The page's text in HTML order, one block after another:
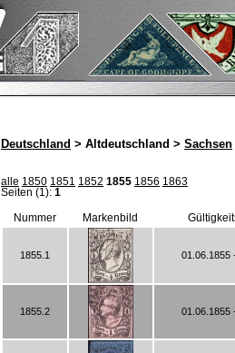
Deutschland > Altdeutschland > Sachsen
alle 1850 1851 1852 1855 1856 1863
Seiten (1): 1
Nummer Markenbild
1855.1 01.06.1855
1855.2 01.06.1855